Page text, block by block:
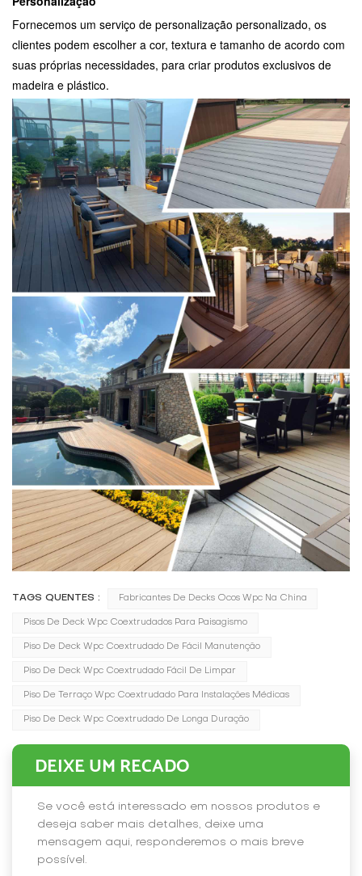
Fornecemos um serviço de personalização personalizado, os
clientes podem escolher a cor, textura e tamanho de acordo com
suas próprias necessidades, para criar produtos exclusivos de
madeira e plástico.
TAGS QUENTES : Fabricantes De Decks Ocos Wpc Na China
Pisos De Deck Wpc Coextrudados Para Paisagismo
Piso De Deck Wpc Coextrudado De Fácil Manutenção
Piso De Deck Wpc Coextrudado Fácil De Limpar
Piso De Terraço Wpc Coextrudado Para Instalações Médicas
Piso De Deck Wpc Coextrudado De Longa Duração
DEIXE UM RECADO
Se você está interessado em nossos produtos e
deseja saber mais detalhes, deixe uma
mensagem aqui, responderemos o mais breve
possível.